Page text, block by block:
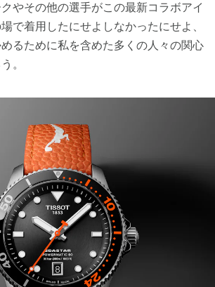
やその他の選手がこの最新コラボアイ
で着用したにせよしなかったにせよ、
るために私を含めた多くの人々の関心
。